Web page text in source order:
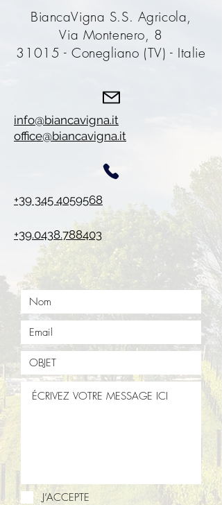
BiancaVigna S.S. Agricola,
Via Montenero, 8
31015 - Conegliano (TV) - Italie
info@biancavigna.it
office@biancavigna.it
+39 345 4059568
+39.0438.788403
J’ACCEPTE